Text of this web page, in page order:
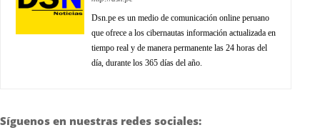
Dsn.pe es un medio de comunicación online peruano
que ofrece a los cibernautas información actualizada en
tiempo real y de manera permanente las 24 horas del
día, durante los 365 días del año.
Síguenos en nuestras redes sociales: